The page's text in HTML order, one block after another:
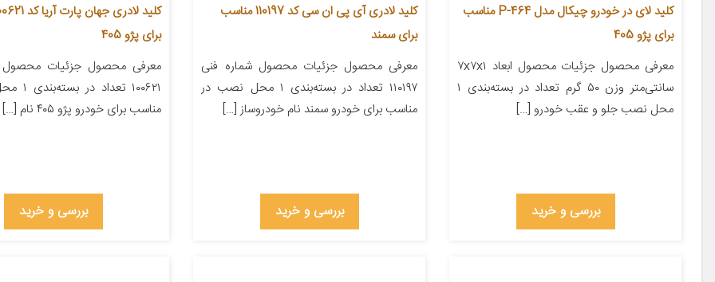
کلید لای در خودرو چیکال مدل P-464 مناسب
برای پژو 405
معرفی محصول جزئیات محصول ابعاد ۷x۷x۱
سانتی‌متر وزن ۵۰ گرم تعداد در بسته‌بندی ۱
محل نصب جلو و عقب خودرو […]
بررسی و خرید
کلید لادری آی پی ان سی کد 110197 مناسب
برای سمند
معرفی محصول جزئیات محصول شماره فنی
۱۱۰۱۹۷ تعداد در بسته‌بندی ۱ محل نصب در
مناسب برای خودرو سمند نام خودروساز […]
بررسی و خرید
برای پژو 405
معرفی محصول جزئیات محصول
۱۰۰۶۲۱
مناسب برای خودرو پژو ۴۰۵ نام […]
بررسی و خرید